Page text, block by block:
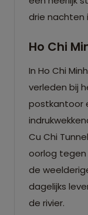
drie nachten
Ho Chi
In Ho Chi
verleden bij
postkantoor
Cu Chi
oorlog tegen
de
dagelijks
de rivier.